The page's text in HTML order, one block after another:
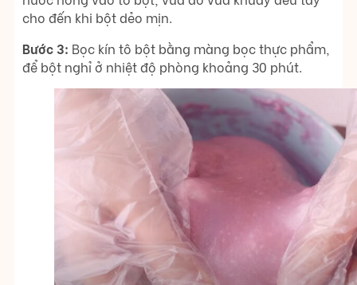
cho đến khi bột dẻo mịn.
Bước 3: Bọc kín tô bột bằng màng bọc thực phẩm,
để bột nghỉ ở nhiệt độ phòng khoảng 30 phút.